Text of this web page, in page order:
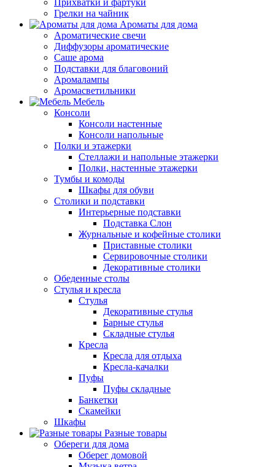
Прихватки и фартуки
Грелки на чайник
Ароматы для дома
Ароматические свечи
Диффузоры ароматические
Саше арома
Подставки для благовоний
Аромалампы
Аромасветильники
Мебель
Консоли
Консоли настенные
Консоли напольные
Полки и этажерки
Стеллажи и напольные этажерки
Полки, настенные этажерки
Тумбы и комоды
Шкафы для обуви
Столики и подставки
Интерьерные подставки
Подставка Слон
Журнальные и кофейные столики
Приставные столики
Сервировочные столики
Декоративные столики
Обеденные столы
Стулья и кресла
Стулья
Декоративные стулья
Барные стулья
Складные стулья
Кресла
Кресла для отдыха
Кресла-качалки
Пуфы
Пуфы складные
Банкетки
Скамейки
Шкафы
Разные товары
Обереги для дома
Оберег домовой